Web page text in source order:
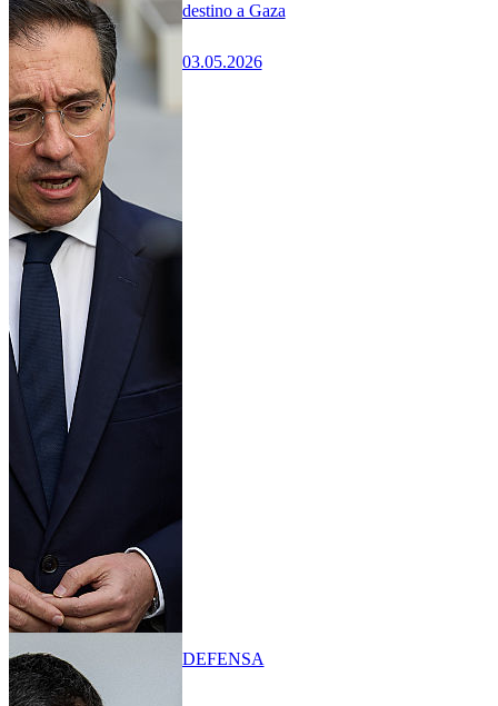
destino a Gaza
03.05.2026
DEFENSA